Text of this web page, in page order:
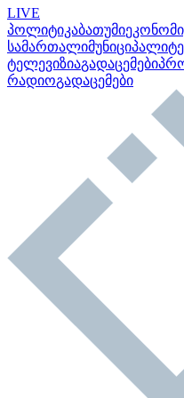
LIVE
პოლიტიკაბათუმი
სამართალი
ტელევიზიაგადაცემები
რადიოგადაცემები